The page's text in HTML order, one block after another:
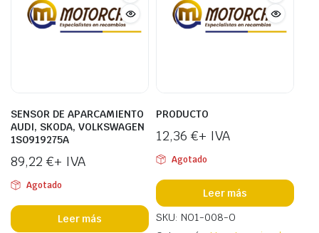
SENSOR DE APARCAMIENTO
AUDI, SKODA, VOLKSWAGEN
1S0919275A
89,22 €+ IVA
Agotado
Leer más
PRODUCTO
12,36 €+ IVA
Agotado
Leer más
SKU: NO1-008-O